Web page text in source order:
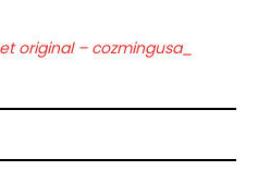
original – cozmingusa_